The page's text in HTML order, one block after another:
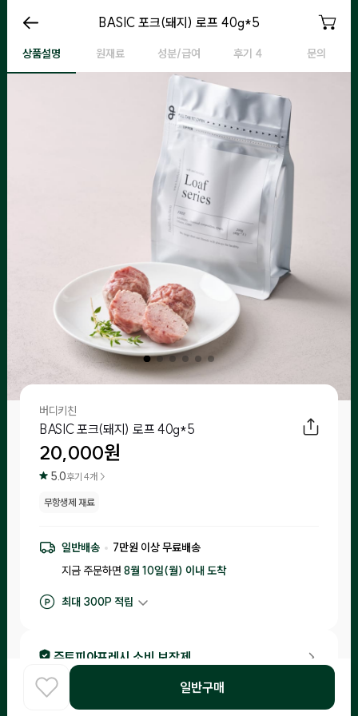
BASIC 포크(돼지) 로프 200g
BASIC 포크(돼지) 로프 40g*5
상품설명 원재료 성분/급여 후기 4 문의
BASIC 포크(돼지) 로프 200g
버디키친
BASIC 포크(돼지) 로프 40g*5
20,000원
5.0후기 4개 >
무항생제 재료
일반배송 7만원 이상 무료배송
지금 주문하면 8월 10일(월) 이내 도착
최대 300P 적립
주토피아프레시 소비 보장제
•입고일 기준 1일-15일 이내 제조된 제품만 입고돼요.
소비기한이 20일 이내 남은 제품은 체험을 신청한 고객님들께 랜
홈
일반구매